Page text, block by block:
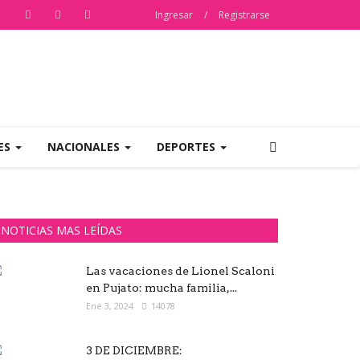
Ingresar / Registrarse
NACIONALES DEPORTES
NOTICIAS MAS LEÍDAS
Las vacaciones de Lionel Scaloni
en Pujato: mucha familia,...
Ene 3, 2024 14078
3 DE DICIEMBRE: